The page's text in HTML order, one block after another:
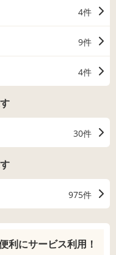
4件
9件
4件
30件
975件
利にサービス利用！